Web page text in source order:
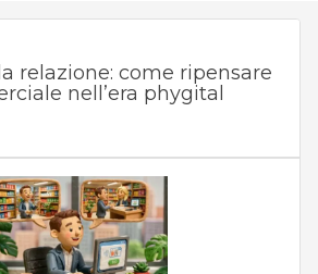
relazione: come ripensare
nell’era phygital